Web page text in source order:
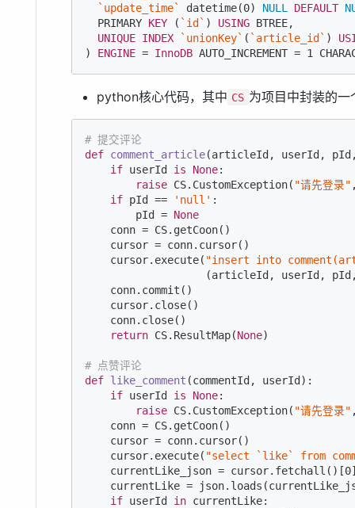
`update_time`
datetime(0) NULL DEFAULT
  PRIMARY
KEY ( `id` ) USING BTREE,
UNIQUE INDEX `unionKey` ( `article_id` )
) ENGINE = InnoDB AUTO_INCREMENT = 1
python核心代码，其中 CS 为项目中封装的
# 提交评论
def comment_article(articleId, userId,
if userId is None:
raise CS.CustomException( "请先登录"
if pId == 'null' :
        pId =
None
    conn = CS.getCoon()
    cursor = conn.cursor()
    cursor.execute(
"insert into
(articleId, userId,
    conn.commit()
    cursor.close()
    conn.close()
return CS.ResultMap(None)
# 点赞评论
def like_comment (commentId, userId) :
if userId is None:
raise CS.CustomException( "请先登录"
    conn = CS.getCoon()
    cursor = conn.cursor()
    cursor.execute(
"select `like` from
    currentLike_json = cursor.fetchall()[
0
currentLike =
if userId in currentLike: